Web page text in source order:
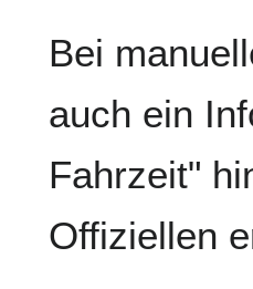
Bei
auch ein
Fahrzeit"
Offiziellen